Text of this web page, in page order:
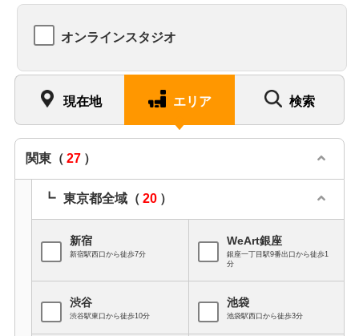
オンラインスタジオ
現在地 エリア 検索
関東（ 27 ）
東京都全域（ 20 ）
新宿
新宿駅西口から徒歩7分
WeArt銀座
銀座一丁目駅9番出口から徒歩1
分
渋谷
渋谷駅東口から徒歩10分
池袋
池袋駅西口から徒歩3分